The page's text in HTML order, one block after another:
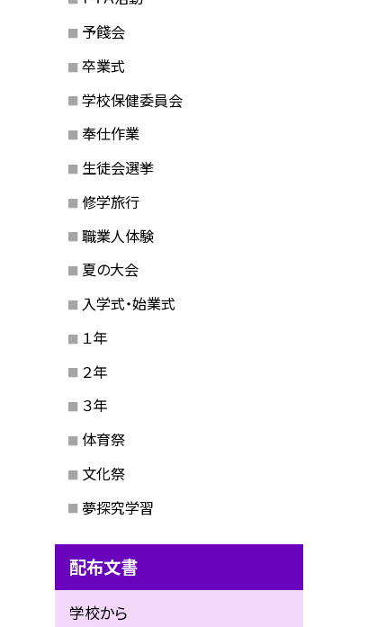
予餞会
卒業式
学校保健委員会
奉仕作業
生徒会選挙
修学旅行
職業人体験
夏の大会
入学式・始業式
１年
２年
３年
体育祭
文化祭
夢探究学習
配布文書
学校から